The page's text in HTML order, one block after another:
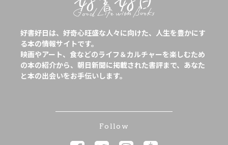
好書好日は、好奇心旺盛な人々に向けた、人生を豊かにす
る本の情報サイトです。
映画やアート、食などのライフ＆カルチャーを楽しむため
の本の紹介から、朝日新聞に掲載された書評まで、あなた
と本の出会いをお手伝いします。
Follow